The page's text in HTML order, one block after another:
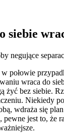
siebie
negujące
połowie
wraca do
żyć bez siebie.
Niekiedy
wdraża się
pewne jest to, że